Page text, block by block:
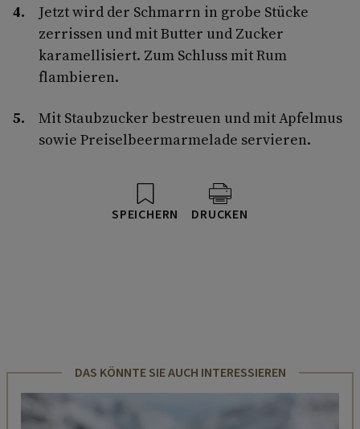
Jetzt wird der Schmarrn in grobe Stücke
zerrissen und mit Butter und Zucker
karamellisiert. Zum Schluss mit Rum
flambieren.
Mit Staubzucker bestreuen und mit Apfelmus
sowie Preiselbeermarmelade servieren.
SPEICHERN DRUCKEN
DAS KÖNNTE SIE AUCH INTERESSIEREN